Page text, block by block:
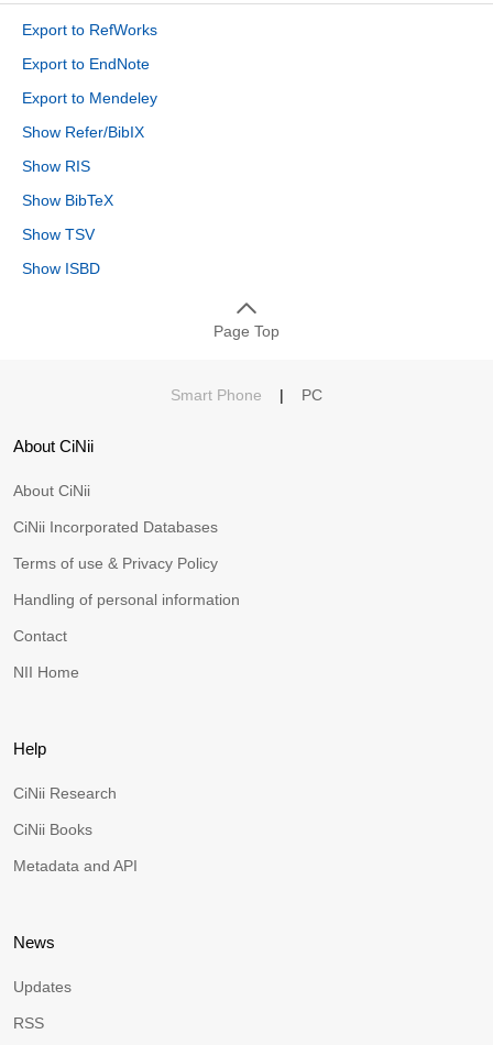
Export to RefWorks
Export to EndNote
Export to Mendeley
Show Refer/BibIX
Show RIS
Show BibTeX
Show TSV
Show ISBD
Page Top
Smart Phone | PC
About CiNii
About CiNii
CiNii Incorporated Databases
Terms of use & Privacy Policy
Handling of personal information
Contact
NII Home
Help
CiNii Research
CiNii Books
Metadata and API
News
Updates
RSS